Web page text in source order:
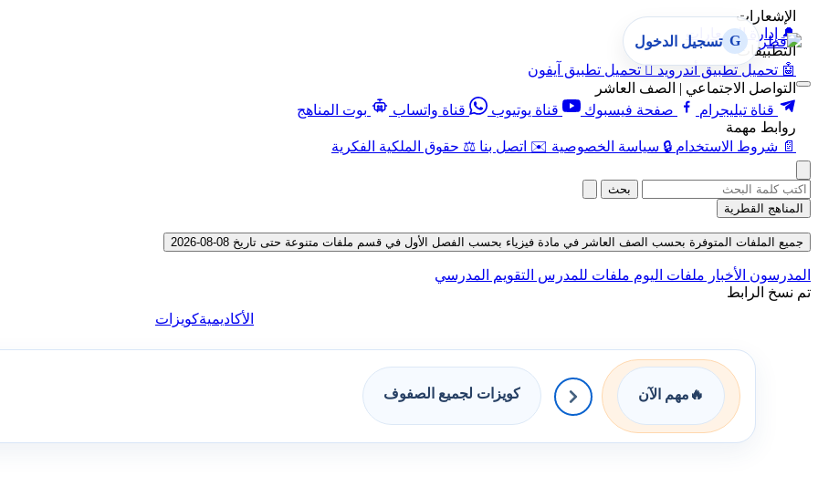
الإشعارات
🔔 إدارة الإشعارات
التطبيقات
🤖 تحميل تطبيق أندرويد  تحميل تطبيق آيفون
التواصل الاجتماعي | الصف العاشر
قناة تيليجرام
صفحة فيسبوك قناة يوتيوب قناة واتساب
بوت المناهج
روابط مهمة
📄 شروط الاستخدام 🔒 سياسة الخصوصية ✉️ اتصل بنا ⚖️ حقوق الملكية الفكرية
G تسجيل الدخول
بحث
المناهج القطرية
جميع الملفات المتوفرة بحسب الصف العاشر في مادة فيزياء بحسب الفصل الأول في قسم ملفات متنوعة حتى تاريخ 08-08-2026
المدرسون الأخبار ملفات اليوم ملفات للمدرس التقويم المدرسي
تم نسخ الرابط
الأكاديميةكويزات
🔥 مهم الآن كويزات لجميع الصفوف